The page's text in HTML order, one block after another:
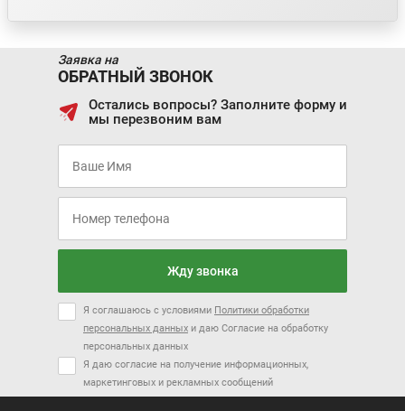
данныхи даю Согласие на обработку персональных данных
Я даю согласие на получение информационных, маркетинговых и
Заявка на
ОБРАТНЫЙ ЗВОНОК
Остались вопросы? Заполните форму и
мы перезвоним вам
Жду звонка
Я соглашаюсь с условиями Политики обработки
персональных данных и даю Согласие на обработку
персональных данных
Я даю согласие на получение информационных,
маркетинговых и рекламных сообщений